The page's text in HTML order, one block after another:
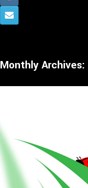
Monthly Archives: